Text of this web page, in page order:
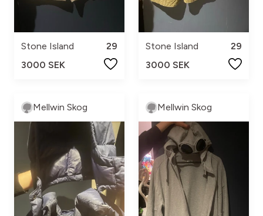
Stone Island
29
3000 SEK
Stone Island
29
3000 SEK
Mellwin Skog Mellwin Skog